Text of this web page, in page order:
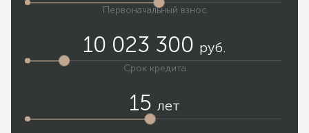
Первоначальный взнос
10 023 300 руб.
Срок кредита
15 лет